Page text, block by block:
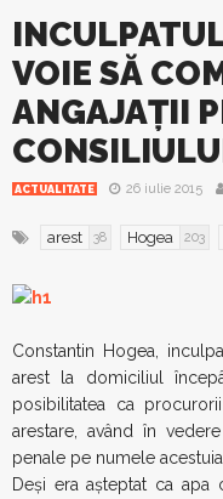
VOIE SĂ
ANGAJAŢII
ACTUALITATE 26 iulie 2015
arest 38 Hogea 203
Constantin Hogea,
arest la domiciliul
posibilitatea ca
arestare, având în
penale pe numele acestuia.
Deşi era aşteptat ca